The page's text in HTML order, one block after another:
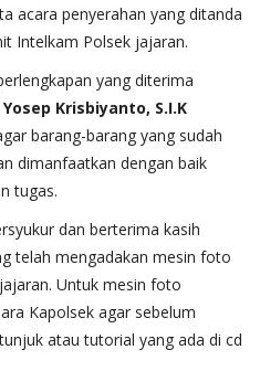
acara penyerahan yang ditanda
Intelkam Polsek jajaran.
yang diterima
Yosep Krisbiyanto, S.I.K
barang-barang yang sudah
dimanfaatkan dengan baik
tugas.
dan berterima kasih
telah mengadakan mesin foto
Untuk mesin foto
Kapolsek agar sebelum
atau tutorial yang ada di cd